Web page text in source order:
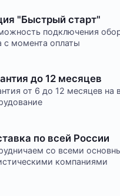
"Быстрый старт"
подключения
с момента оплаты
до 12 месяцев
от 6 до 12 месяцев на
по всей России
со всеми
компаниями